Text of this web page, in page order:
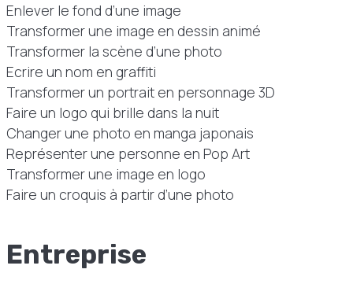
Enlever le fond d’une image
Transformer une image en dessin animé
Transformer la scène d’une photo
Ecrire un nom en graffiti
Transformer un portrait en personnage 3D
Faire un logo qui brille dans la nuit
Changer une photo en manga japonais
Représenter une personne en Pop Art
Transformer une image en logo
Faire un croquis à partir d’une photo
Entreprise